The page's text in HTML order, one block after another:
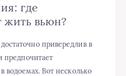
где
жить вьюн?
привередлив в
предпочитает
водоемах. Вот несколько